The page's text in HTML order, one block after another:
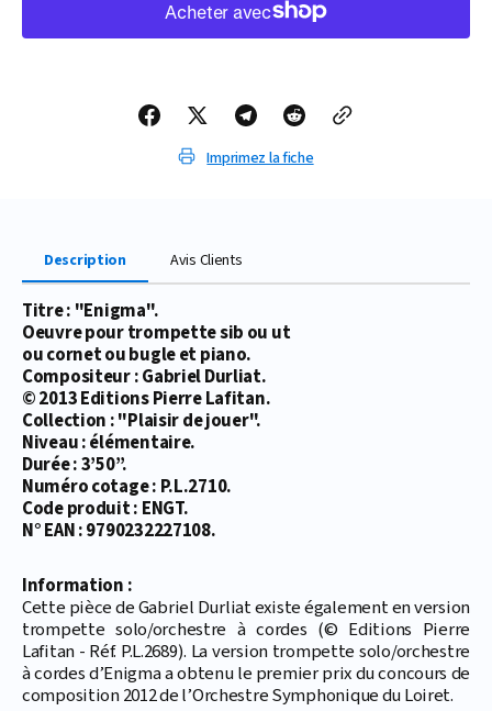
Imprimez la fiche
Description Avis Clients
Titre : "Enigma".
Oeuvre pour trompette sib ou ut
ou cornet ou bugle et piano.
Compositeur : Gabriel Durliat.
© 2013 Editions Pierre Lafitan.
Collection : "Plaisir de jouer".
Niveau : élémentaire.
Durée : 3’50’’.
Numéro cotage : P.L.2710.
Code produit : ENGT.
N° EAN : 9790232227108.
Information :
Cette pièce de Gabriel Durliat existe également en version
trompette solo/orchestre à cordes (© Editions Pierre
Lafitan - Réf. P.L.2689). La version trompette solo/orchestre
à cordes d’Enigma a obtenu le premier prix du concours de
composition 2012 de l’Orchestre Symphonique du Loiret.